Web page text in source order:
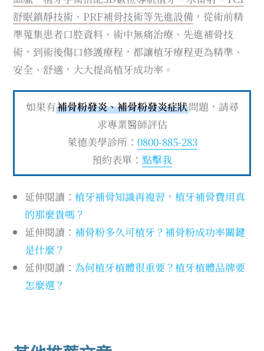
舒眠鎮靜技術、PRF補骨技術等先進設備 ，從術前精
準蒐集患者口腔資料、術中無痛治療、先進補骨技
術，到術後傷口修護療程，都讓植牙療程更為精準、
安全、舒適，大大提高植牙成功率。
如果有補骨粉發炎、補骨粉發炎症狀問題，請尋
求專業醫師評估
萊德美學診所： 0800-885-283
預約表單： 點擊我
延伸閱讀：植牙補骨知識再複習，植牙補骨費用真
的那麼貴嗎？
延伸閱讀： 補骨粉多久可植牙？補骨粉成功率關鍵
是什麼？
延伸閱讀：為何植牙植體很重要？植牙植體品牌要
怎麼選？